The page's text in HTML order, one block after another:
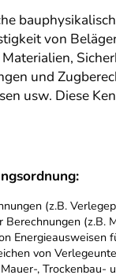
von
und
usw. Diese
(z.B.
(z.B.
von
, Trockenbau-